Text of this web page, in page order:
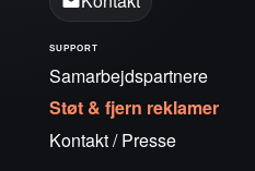
SUPPORT
Samarbejdspartnere
Støt & fjern reklamer
Kontakt / Presse